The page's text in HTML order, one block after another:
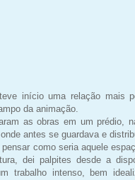
início uma relação mais
da animação.
as obras em um prédio,
antes se guardava e
como seria aquele
dei palpites desde a
trabalho intenso, bem